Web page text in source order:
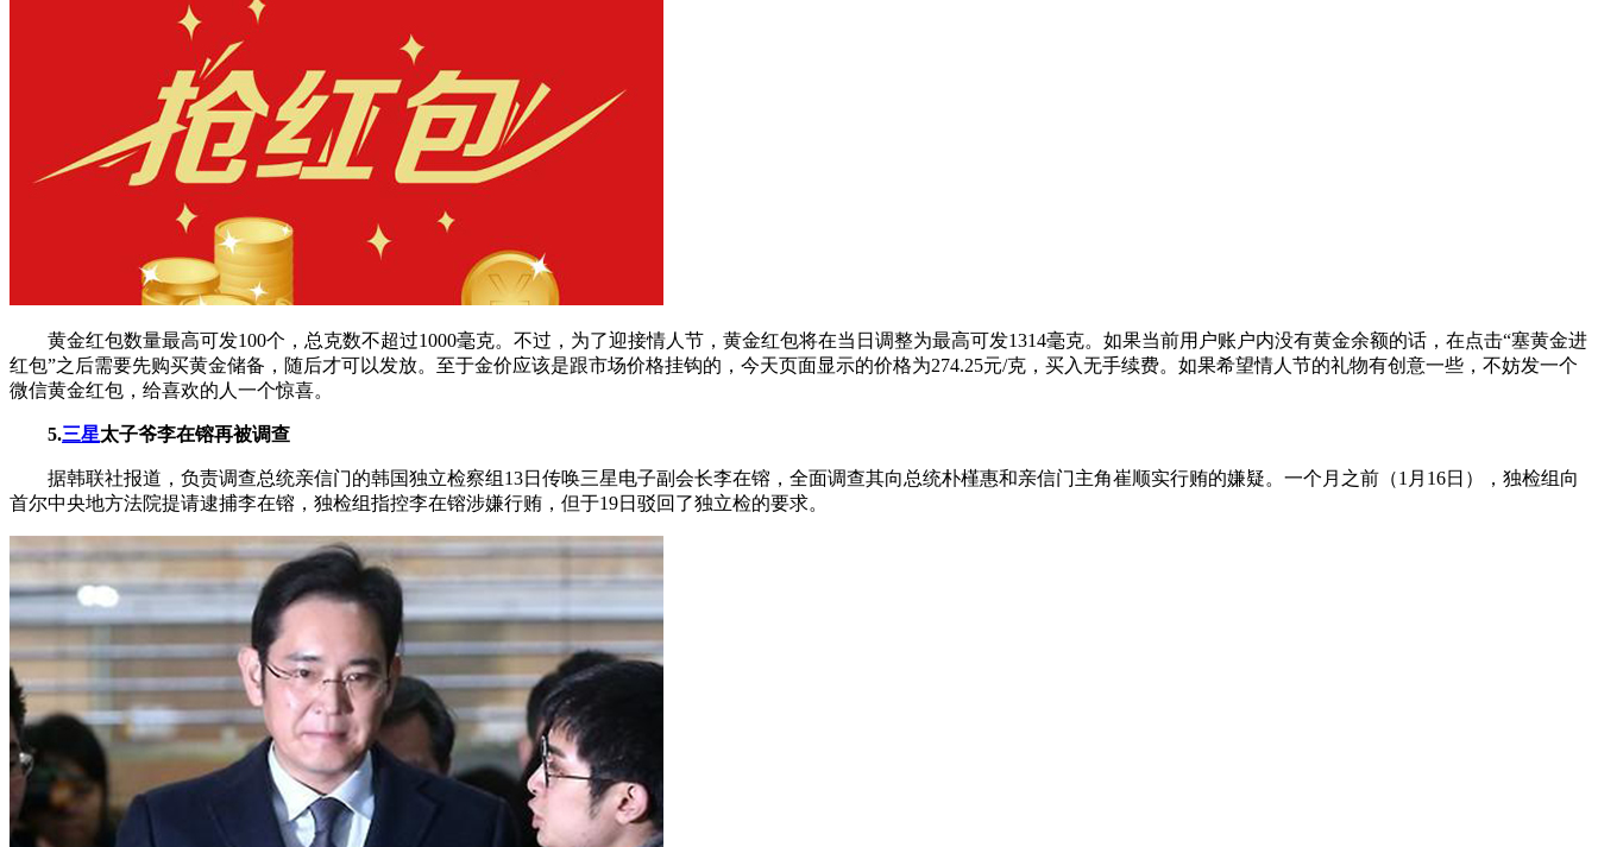
黄金红包数量最高可发100个，总克数不超过1000毫克。不过，为了迎接情人节，黄金红包将在当日调整为最高可发1314毫克。如果当前用户账户内没有黄金余额的话，在点击“塞黄金进
红包”之后需要先购买黄金储备，随后才可以发放。至于金价应该是跟市场价格挂钩的，今天页面显示的价格为274.25元/克，买入无手续费。如果希望情人节的礼物有创意一些，不妨发一个
微信黄金红包，给喜欢的人一个惊喜。
5.三星太子爷李在镕再被调查
据韩联社报道，负责调查总统亲信门的韩国独立检察组13日传唤三星电子副会长李在镕，全面调查其向总统朴槿惠和亲信门主角崔顺实行贿的嫌疑。一个月之前（1月16日），独检组向
首尔中央地方法院提请逮捕李在镕，独检组指控李在镕涉嫌行贿，但于19日驳回了独立检的要求。